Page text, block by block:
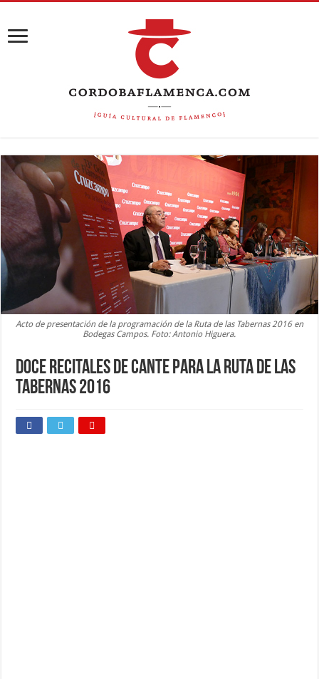
Acto de presentación de la programación de la Ruta de las Tabernas 2016 en
Bodegas Campos. Foto: Antonio Higuera.
Doce recitales de cante para la Ruta de las
Tabernas 2016